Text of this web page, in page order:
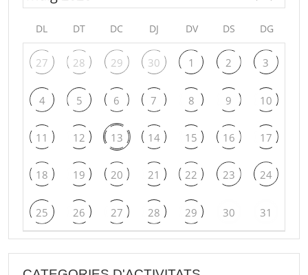
DL DT DC DJ DV DS DG
27 28 29 30 1 2 3
4 5 6 7 8 9 10
11 12 13 14 15 16 17
18 19 20 21 22 23 24
25 26 27 28 29 30 31